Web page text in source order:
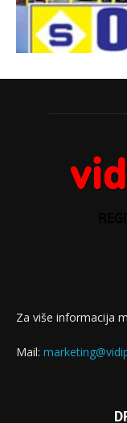
Za više informacija
Mail: